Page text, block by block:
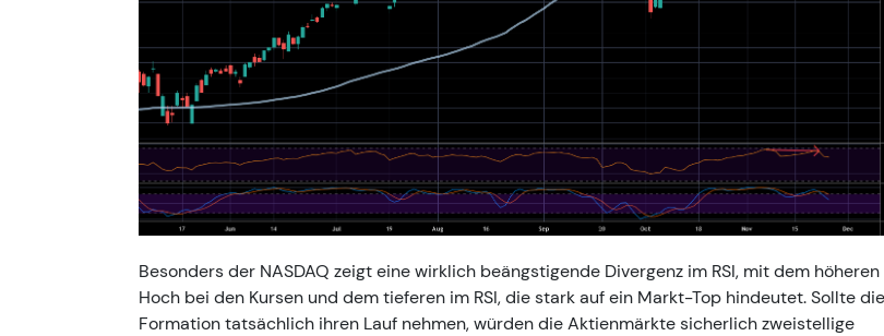
Besonders der NASDAQ zeigt eine wirklich beängstigende Divergenz im RSI, mit dem höheren
Hoch bei den Kursen und dem tieferen im RSI, die stark auf ein Markt-Top hindeutet. Sollte
Formation tatsächlich ihren Lauf nehmen, würden die Aktienmärkte sicherlich zweistellige